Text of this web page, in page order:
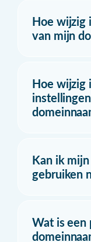
Hoe wijzig
van mijn
Hoe wijzig
Kan ik
gebruiken
Wat is een